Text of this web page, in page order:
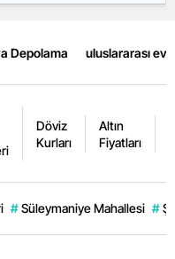
Depolama uluslararası
Döviz
Kurları
Altın
Fiyatları
# Süleymaniye Mahallesi #